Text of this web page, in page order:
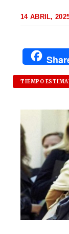
14 ABRIL,
TIEMPO